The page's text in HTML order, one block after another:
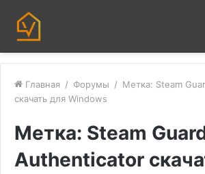
Главная / Форумы / Метка: Steam
скачать для Windows
Метка: Steam
Authenticator